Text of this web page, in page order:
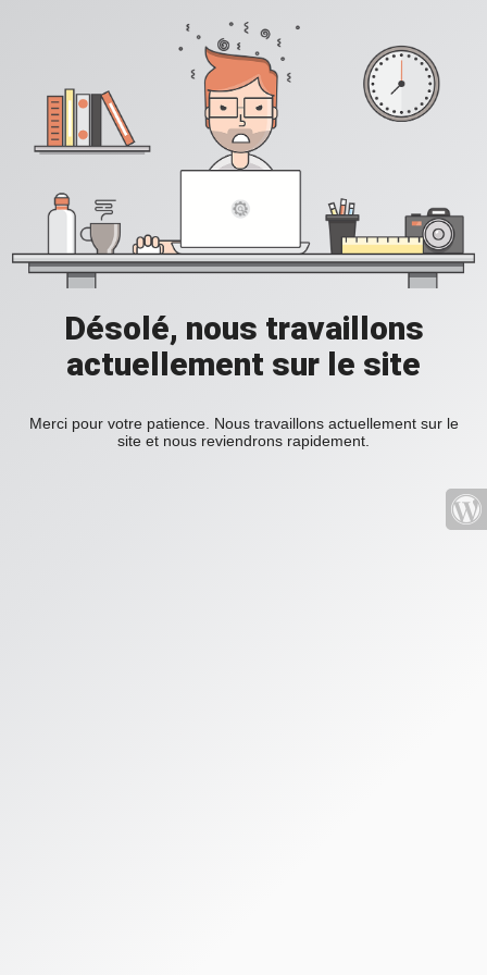
Désolé, nous travaillons
actuellement sur le site
Merci pour votre patience. Nous travaillons actuellement sur le
site et nous reviendrons rapidement.